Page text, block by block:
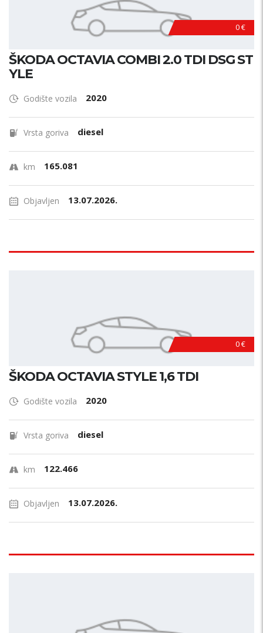
0 €
ŠKODA OCTAVIA COMBI 2.0 TDI DSG ST
YLE
Godište vozila 2020
Vrsta goriva diesel
km 165.081
Objavljen 13.07.2026.
0 €
ŠKODA OCTAVIA STYLE 1,6 TDI
Godište vozila 2020
Vrsta goriva diesel
km 122.466
Objavljen 13.07.2026.